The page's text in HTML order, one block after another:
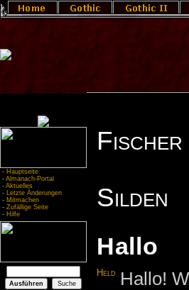
- Hauptseite
- Almanach-Portal
- Aktuelles
- Letzte Änderungen
- Mitmachen
- Zufällige Seite
- Hilfe
Silden
Hallo
Held Hallo!